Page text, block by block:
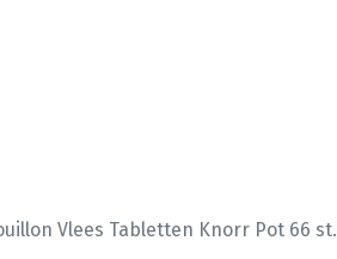
Vlees Tabletten Knorr Pot 66 st.